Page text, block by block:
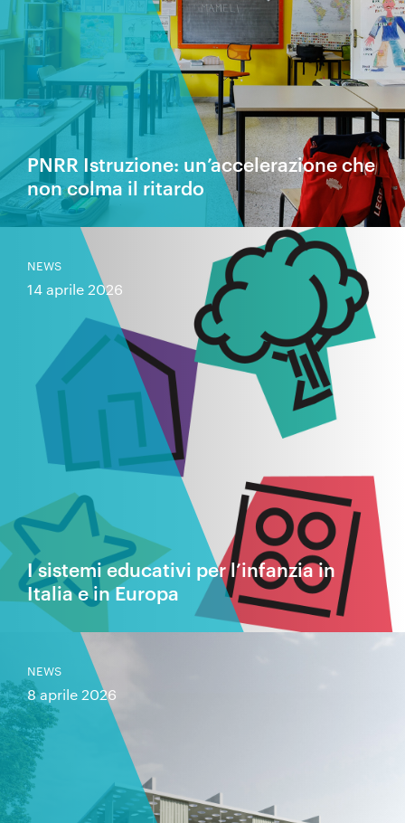
PNRR Istruzione: un’accelerazione che
non colma il ritardo
NEWS
14 aprile 2026
I sistemi educativi per l’infanzia in
Italia e in Europa
NEWS
8 aprile 2026